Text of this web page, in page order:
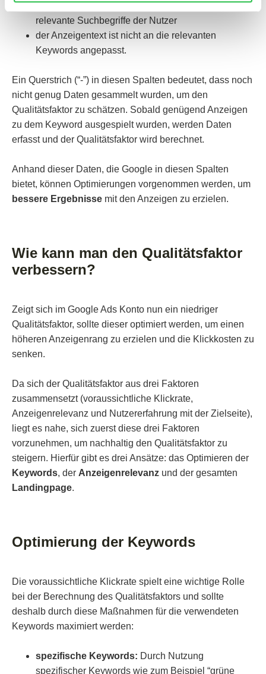
die Landingpage trifft nicht die Suchintention und
relevante Suchbegriffe der Nutzer
der Anzeigentext ist nicht an die relevanten
Keywords angepasst.
Ein Querstrich (“-”) in diesen Spalten bedeutet, dass noch
nicht genug Daten gesammelt wurden, um den
Qualitätsfaktor zu schätzen. Sobald genügend Anzeigen
zu dem Keyword ausgespielt wurden, werden Daten
erfasst und der Qualitätsfaktor wird berechnet.
Anhand dieser Daten, die Google in diesen Spalten
bietet, können Optimierungen vorgenommen werden, um
bessere Ergebnisse mit den Anzeigen zu erzielen.
Wie kann man den Qualitätsfaktor
verbessern?
Zeigt sich im Google Ads Konto nun ein niedriger
Qualitätsfaktor, sollte dieser optimiert werden, um einen
höheren Anzeigenrang zu erzielen und die Klickkosten zu
senken.
Da sich der Qualitätsfaktor aus drei Faktoren
zusammensetzt (voraussichtliche Klickrate,
Anzeigenrelevanz und Nutzererfahrung mit der Zielseite),
liegt es nahe, sich zuerst diese drei Faktoren
vorzunehmen, um nachhaltig den Qualitätsfaktor zu
steigern. Hierfür gibt es drei Ansätze: das Optimieren der
Keywords, der Anzeigenrelevanz und der gesamten
Landingpage.
Optimierung der Keywords
Die voraussichtliche Klickrate spielt eine wichtige Rolle
bei der Berechnung des Qualitätsfaktors und sollte
deshalb durch diese Maßnahmen für die verwendeten
Keywords maximiert werden:
spezifische Keywords: Durch Nutzung
spezifischer Keywords wie zum Beispiel “grüne